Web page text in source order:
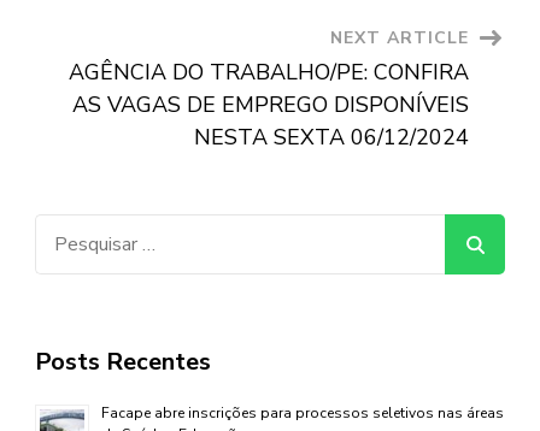
NEXT ARTICLE
AGÊNCIA DO TRABALHO/PE: CONFIRA
AS VAGAS DE EMPREGO DISPONÍVEIS
NESTA SEXTA 06/12/2024
Posts Recentes
Facape abre inscrições para processos seletivos nas áreas